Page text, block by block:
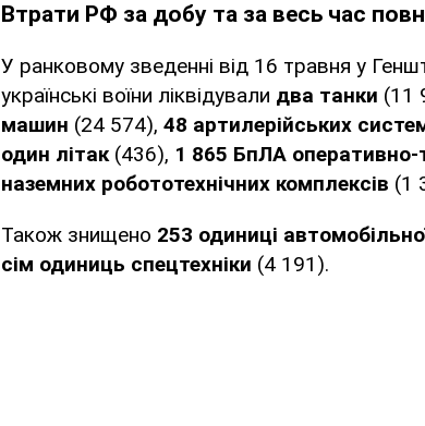
Втрати РФ за добу та за весь час
У ранковому зведенні від 16 травня у
українські воїни ліквідували два танки (11
машин (24 574), 48 артилерійських
один літак (436), 1 865 БпЛА оперативно-
наземних робототехнічних комплексів (1
Також знищено 253 одиниці
сім одиниць спецтехніки (4 191).